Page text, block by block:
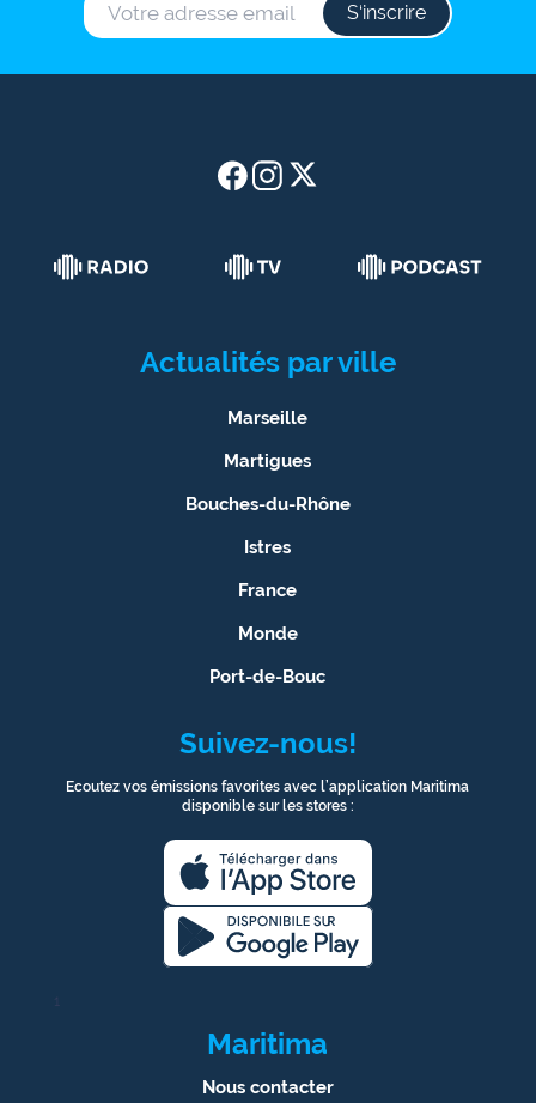
S‘inscrire
Actualités par ville
Marseille
Martigues
Bouches-du-Rhône
Istres
France
Monde
Port-de-Bouc
Suivez-nous!
Ecoutez vos émissions favorites avec l’application Maritima
disponible sur les stores :
1
Maritima
Nous contacter